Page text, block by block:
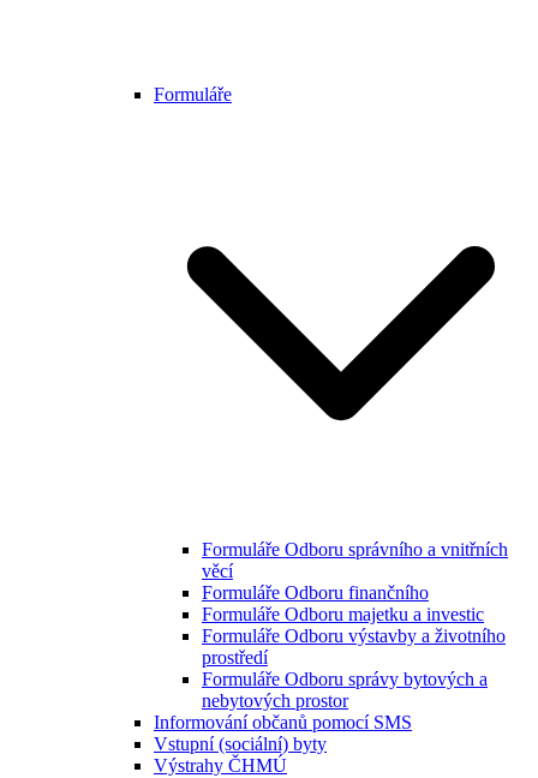
Formuláře
Formuláře Odboru správního a vnitřních
věcí
Formuláře Odboru finančního
Formuláře Odboru majetku a investic
Formuláře Odboru výstavby a životního
prostředí
Formuláře Odboru správy bytových a
nebytových prostor
Informování občanů pomocí SMS
Vstupní (sociální) byty
Výstrahy ČHMÚ